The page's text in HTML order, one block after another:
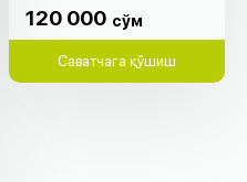
120 000 cўм
Саватчага қўшиш